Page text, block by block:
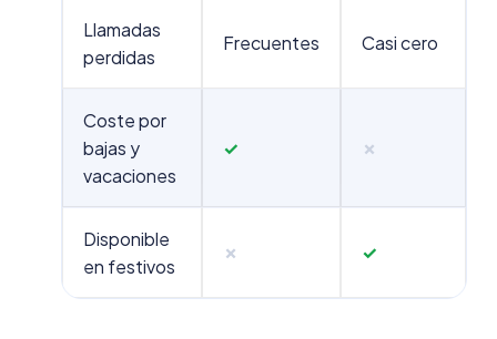
Llamadas
perdidas
Frecuentes Casi cero
Coste por
bajas y
vacaciones
✓ ✗
Disponible
en festivos
✗ ✓